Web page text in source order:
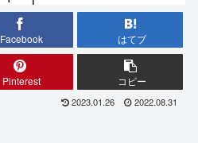
Facebook はてブ
Pinterest コピー
2023.01.26 2022.08.31